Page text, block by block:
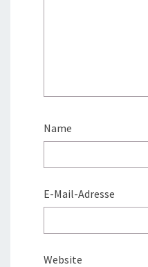
Name
E-Mail-Adresse
Website